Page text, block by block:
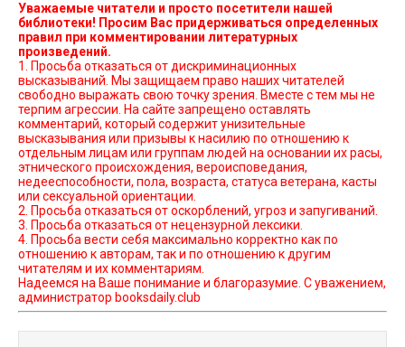
Уважаемые читатели и просто посетители нашей
библиотеки! Просим Вас придерживаться определенных
правил при комментировании литературных
произведений.
1. Просьба отказаться от дискриминационных
высказываний. Мы защищаем право наших читателей
свободно выражать свою точку зрения. Вместе с тем мы не
терпим агрессии. На сайте запрещено оставлять
комментарий, который содержит унизительные
высказывания или призывы к насилию по отношению к
отдельным лицам или группам людей на основании их расы,
этнического происхождения, вероисповедания,
недееспособности, пола, возраста, статуса ветерана, касты
или сексуальной ориентации.
2. Просьба отказаться от оскорблений, угроз и запугиваний.
3. Просьба отказаться от нецензурной лексики.
4. Просьба вести себя максимально корректно как по
отношению к авторам, так и по отношению к другим
читателям и их комментариям.
Надеемся на Ваше понимание и благоразумие. С уважением,
администратор booksdaily.club